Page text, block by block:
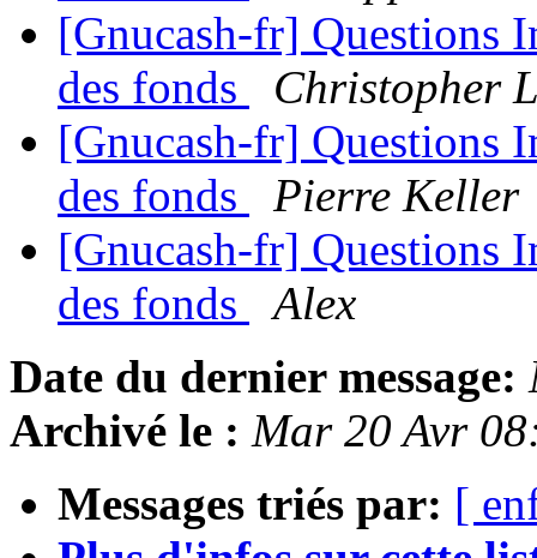
[Gnucash-fr] Questions
des fonds
Christopher
[Gnucash-fr] Questions
des fonds
Pierre Keller
[Gnucash-fr] Questions
des fonds
Alex
Date du dernier message:
Archivé le : Mar 20 Avr
Messages triés par: [